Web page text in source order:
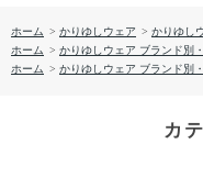
ホーム > かりゆしウェア > かりゆし
ホーム > かりゆしウェア ブランド別
ホーム > かりゆしウェア ブランド別
カ